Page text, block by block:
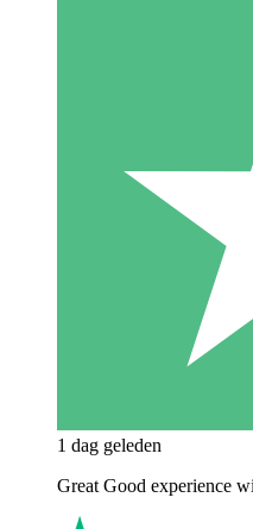
1 dag geleden
Great Good experience